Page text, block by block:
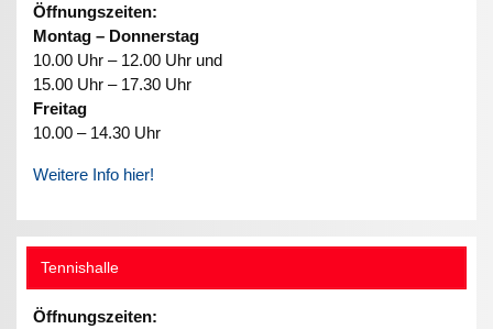
Öffnungszeiten:
Montag – Donnerstag
10.00 Uhr – 12.00 Uhr und
15.00 Uhr – 17.30 Uhr
Freitag
10.00 – 14.30 Uhr
Weitere Info hier!
Tennishalle
Öffnungszeiten: